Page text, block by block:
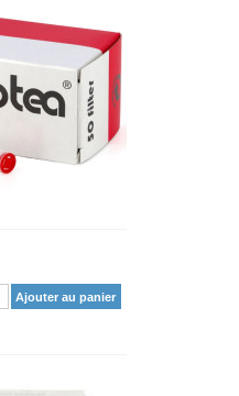
Ajouter au panier